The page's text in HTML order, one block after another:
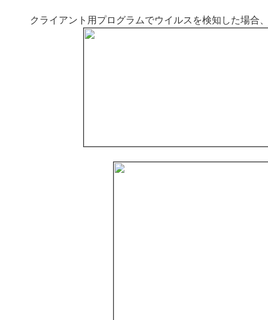
クライアント用プログラムでウイルスを検知した場合